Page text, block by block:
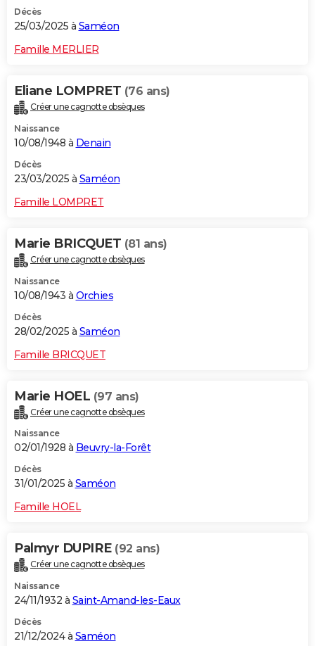
Décès
25/03/2025 à Saméon
Famille MERLIER
Eliane LOMPRET (76 ans)
Créer une cagnotte obsèques
Naissance
10/08/1948 à Denain
Décès
23/03/2025 à Saméon
Famille LOMPRET
Marie BRICQUET (81 ans)
Créer une cagnotte obsèques
Naissance
10/08/1943 à Orchies
Décès
28/02/2025 à Saméon
Famille BRICQUET
Marie HOEL (97 ans)
Créer une cagnotte obsèques
Naissance
02/01/1928 à Beuvry-la-Forêt
Décès
31/01/2025 à Saméon
Famille HOEL
Palmyr DUPIRE (92 ans)
Créer une cagnotte obsèques
Naissance
24/11/1932 à Saint-Amand-les-Eaux
Décès
21/12/2024 à Saméon